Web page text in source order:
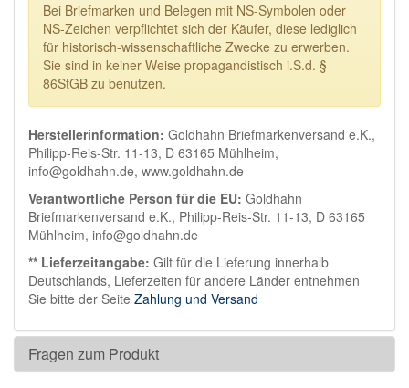
Bei Briefmarken und Belegen mit NS-Symbolen oder
NS-Zeichen verpflichtet sich der Käufer, diese lediglich
für historisch-wissenschaftliche Zwecke zu erwerben.
Sie sind in keiner Weise propagandistisch i.S.d. §
86StGB zu benutzen.
Herstellerinformation: Goldhahn Briefmarkenversand e.K.,
Philipp-Reis-Str. 11-13, D 63165 Mühlheim,
info@goldhahn.de, www.goldhahn.de
Verantwortliche Person für die EU: Goldhahn
Briefmarkenversand e.K., Philipp-Reis-Str. 11-13, D 63165
Mühlheim, info@goldhahn.de
** Lieferzeitangabe: Gilt für die Lieferung innerhalb
Deutschlands, Lieferzeiten für andere Länder entnehmen
Sie bitte der Seite Zahlung und Versand
Fragen zum Produkt